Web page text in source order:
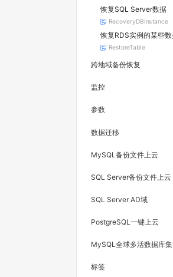
恢复SQL Server数据
RecoveryDBInstance
RestoreTable
跨地域备份恢复
监控
参数
数据迁移
MySQL备份文件上云
SQL Server备份文件上云
SQL Server AD域
PostgreSQL一键上云
MySQL全球多活数据库集
标签